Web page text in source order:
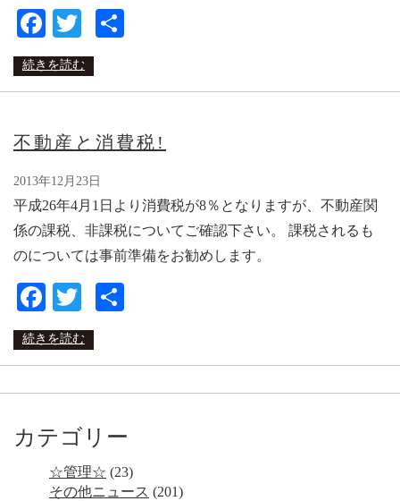
Facebook
Twitter
続きを読む
不動産と消費税!
2013年12月23日
平成26年4月1日より消費税が8％となりますが、不動産関
係の課税、非課税についてご確認下さい。 課税されるも
のについては事前準備をお勧めします。
Facebook
Twitter
続きを読む
カテゴリー
☆管理☆ (23)
その他ニュース (201)